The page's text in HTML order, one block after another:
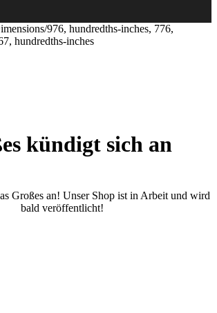
/976, hundredths-inches, 776,
hundredths-inches
kündigt sich an
Großes an! Unser Shop ist in Arbeit und wird
bald veröffentlicht!